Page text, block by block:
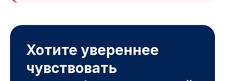
Хотите увереннее
чувствовать